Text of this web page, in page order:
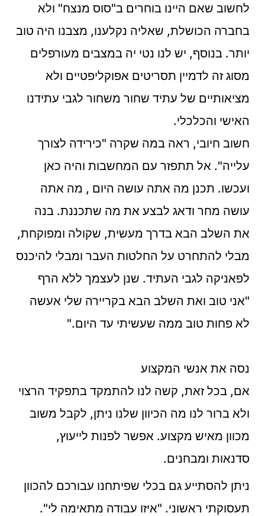
לחשוב שאם היינו בוחרים ב"סוס מנצח" ולא
בחברה הכושלת, שאליה נקלענו, מצבנו היה טוב
יותר. בנוסף, יש לנו נטי יה במצבים מעורפלים
מסוג זה לדמיין תסריטים אפוקליפטיים ולא
מציאותיים של עתיד שחור משחור לגבי עתידנו
האישי והכלכלי.
חשוב חיובי, ראה במה שקרה "כירידה לצורך
עלייה". אל תתפזר עם המחשבות והיה כאן
ועכשו. תכנן מה אתה עושה היום , מה אתה
עושה מחר ודאג לבצע את מה שתכננת. בנה
את השלב הבא בדרך מעשית, שקולה ומפוקחת,
מבלי להתחרט על החלטות העבר ומבלי להיכנס
לפאניקה לגבי העתיד. שנן לעצמך ללא הרף
"אני טוב ואת השלב הבא בקריירה שלי אעשה
לא פחות טוב ממה שעשיתי עד היום."
נסה את אנשי המקצוע
אם, בכל זאת, קשה לנו להתמקד בתפקיד הרצוי
ולא ברור לנו מה הכיוון שלנו ניתן, לקבל משוב
מכוון מאיש מקצוע. אפשר לפנות לייעוץ,
סדנאות ומבחנים.
ניתן להסתייע גם בכלי שפיתחנו עבורכם להכוון
תעסוקתי ראשוני. "איזו עבודה מתאימה לי".